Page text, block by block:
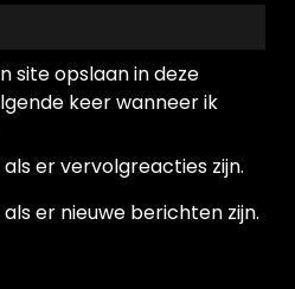
site opslaan in deze
keer wanneer ik
er vervolgreacties zijn.
er nieuwe berichten zijn.